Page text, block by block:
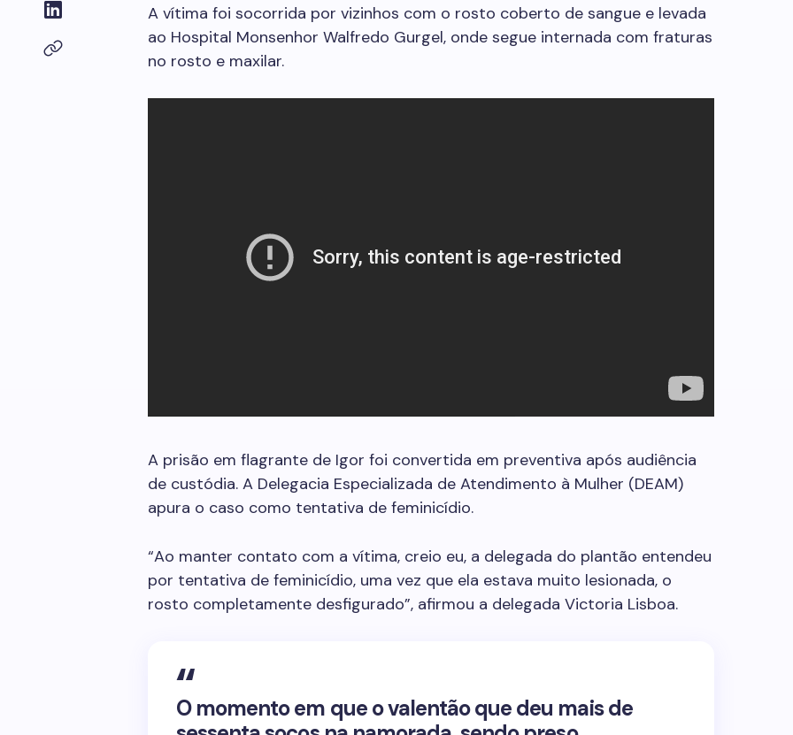
A vítima foi socorrida por vizinhos com o rosto coberto de sangue e levada
ao Hospital Monsenhor Walfredo Gurgel, onde segue internada com fraturas
no rosto e maxilar.
A prisão em flagrante de Igor foi convertida em preventiva após audiência
de custódia. A Delegacia Especializada de Atendimento à Mulher (DEAM)
apura o caso como tentativa de feminicídio.
“Ao manter contato com a vítima, creio eu, a delegada do plantão entendeu
por tentativa de feminicídio, uma vez que ela estava muito lesionada, o
rosto completamente desfigurado”, afirmou a delegada Victoria Lisboa.
O momento em que o valentão que deu mais de